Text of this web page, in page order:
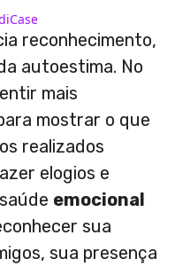
reconhecimento,
autoestima. No
mais
mostrar o que
realizados
elogios e
emocional
sua
sua presença